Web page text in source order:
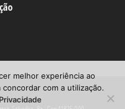
melhor experiência ao
concordar com a utilização.